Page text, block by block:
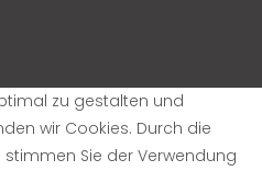
zu gestalten und
wir Cookies. Durch die
Sie der Verwendung